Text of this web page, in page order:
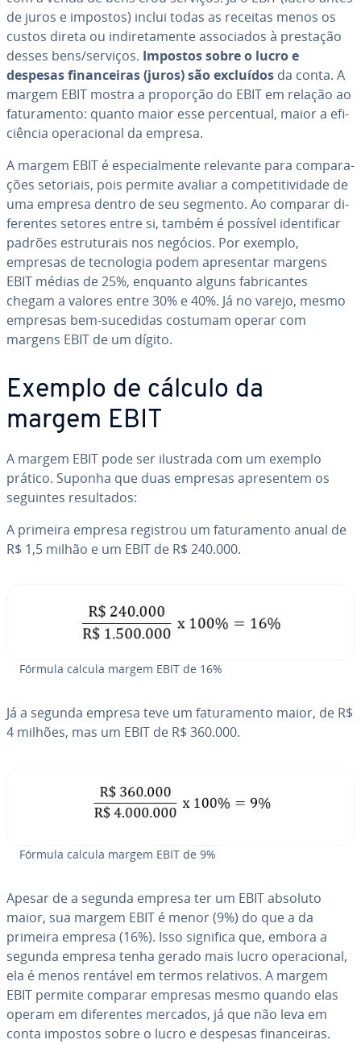
de juros e impostos) inclui todas as receitas menos os
custos direta ou in­di­re­ta­mente as­so­ci­a­dos à prestação
desses bens/serviços. Impostos sobre o lucro e
despesas fi­nan­cei­ras (juros) são excluídos da conta. A
margem EBIT mostra a proporção do EBIT em relação ao
fa­tu­ra­mento: quanto maior esse per­cen­tual, maior a efi­
ci­ên­cia ope­ra­ci­o­nal da empresa.
A margem EBIT é es­pe­ci­al­mente relevante para com­pa­ra­
ções setoriais, pois permite avaliar a com­pe­ti­ti­vi­dade de
uma empresa dentro de seu segmento. Ao comparar di­
fe­ren­tes setores entre si, também é possível iden­ti­fi­car
padrões es­tru­tu­rais nos negócios. Por exemplo,
empresas de tec­no­lo­gia podem apre­sen­tar margens
EBIT médias de 25%, enquanto alguns fa­bri­can­tes
chegam a valores entre 30% e 40%. Já no varejo, mesmo
empresas bem-sucedidas costumam operar com
margens EBIT de um dígito.
Exemplo de cálculo da
margem EBIT
A margem EBIT pode ser ilustrada com um exemplo
prático. Suponha que duas empresas apre­sen­tem os
seguintes re­sul­ta­dos:
A primeira empresa registrou um fa­tu­ra­mento anual de
R$ 1,5 milhão e um EBIT de R$ 240.000.
Fórmula calcula margem EBIT de 16%
Já a segunda empresa teve um fa­tu­ra­mento maior, de R$
4 milhões, mas um EBIT de R$ 360.000.
Fórmula calcula margem EBIT de 9%
Apesar de a segunda empresa ter um EBIT absoluto
maior, sua margem EBIT é menor (9%) do que a da
primeira empresa (16%). Isso significa que, embora a
segunda empresa tenha gerado mais lucro ope­ra­ci­o­nal,
ela é menos rentável em termos relativos. A margem
EBIT permite comparar empresas mesmo quando elas
operam em di­fe­ren­tes mercados, já que não leva em
conta impostos sobre o lucro e despesas fi­nan­cei­ras.